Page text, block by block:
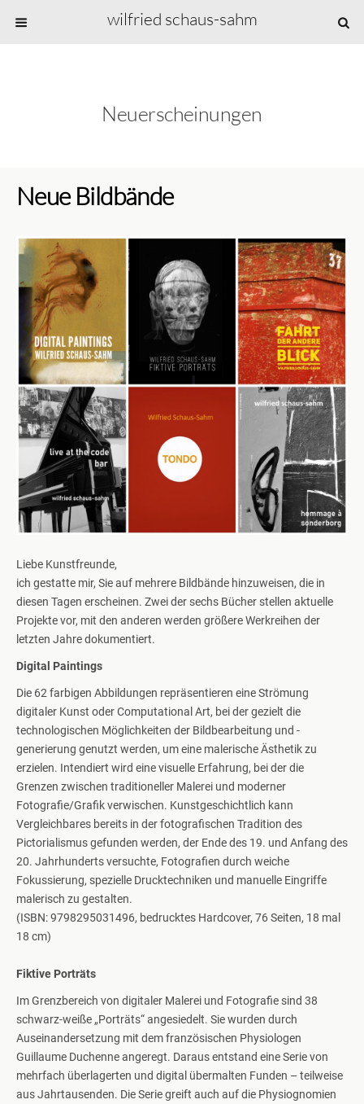
wilfried schaus-sahm
Neuerscheinungen
Neue Bildbände
Liebe Kunstfreunde,
ich gestatte mir, Sie auf mehrere Bildbände hinzuweisen, die in
diesen Tagen erscheinen. Zwei der sechs Bücher stellen aktuelle
Projekte vor, mit den anderen werden größere Werkreihen der
letzten Jahre dokumentiert.
Digital Paintings
Die 62 farbigen Abbildungen repräsentieren eine Strömung
digitaler Kunst oder Computational Art, bei der gezielt die
technologischen Möglichkeiten der Bildbearbeitung und -
generierung genutzt werden, um eine malerische Ästhetik zu
erzielen. Intendiert wird eine visuelle Erfahrung, bei der die
Grenzen zwischen traditioneller Malerei und moderner
Fotografie/Grafik verwischen. Kunstgeschichtlich kann
Vergleichbares bereits in der fotografischen Tradition des
Pictorialismus gefunden werden, der Ende des 19. und Anfang des
20. Jahrhunderts versuchte, Fotografien durch weiche
Fokussierung, spezielle Drucktechniken und manuelle Eingriffe
malerisch zu gestalten.
(ISBN: 9798295031496, bedrucktes Hardcover, 76 Seiten, 18 mal
18 cm)
Fiktive Porträts
Im Grenzbereich von digitaler Malerei und Fotografie sind 38
schwarz-weiße „Porträts“ angesiedelt. Sie wurden durch
Auseinandersetzung mit dem französischen Physiologen
Guillaume Duchenne angeregt. Daraus entstand eine Serie von
mehrfach überlagerten und digital übermalten Funden – teilweise
aus Jahrtausenden. Die Serie greift auch auf die Physiognomien